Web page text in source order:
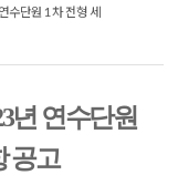
단원 1차 전형 세
년 연수단원
공고